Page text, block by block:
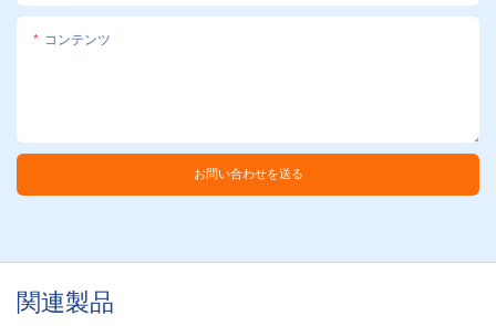
コンテンツ
お問い合わせを送る
関連製品